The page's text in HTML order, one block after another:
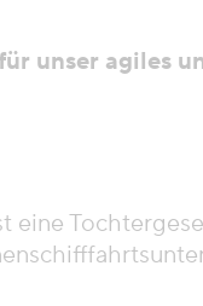
unser agiles
eine